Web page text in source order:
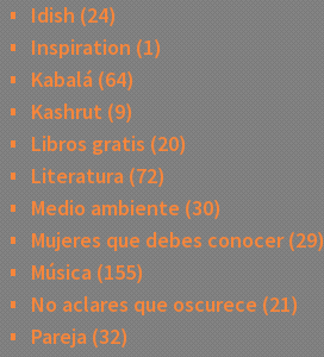
Idish (24)
Inspiration (1)
Kabalá(64)
Kashrut (9)
Libros gratis (20)
Literatura(72)
Medio ambiente (30)
Mujeres que debes conocer(29)
Música(155)
No aclares que oscurece (21)
Pareja(32)